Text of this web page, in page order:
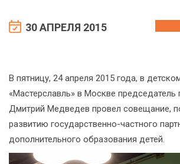
30 АПРЕЛЯ 2015
В пятницу, 24 апреля 2015 года, в
«Мастерславль» в Москве председатель
Дмитрий Медведев провел совещание,
развитию государственно-частного
дополнительного образования детей.